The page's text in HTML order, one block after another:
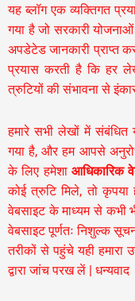
यह ब्लॉग एक व्यक्तिगत
गया है जो सरकारी
अपडेटेड जानकारी प्राप्त
प्रयास करती है कि हर
त्रुटियों की संभावना से
हमारे सभी लेखों में संबंधित
गया है, और हम आपसे
के लिए हमेशा आधिकारिक
कोई त्रुटि मिले, तो
वेबसाइट के माध्यम से कभी
वेबसाइट पूर्णतः निशुल्क
तरीकों से पहुंचे यही हमारा
द्वारा जांच परख लें | धन्यवाद